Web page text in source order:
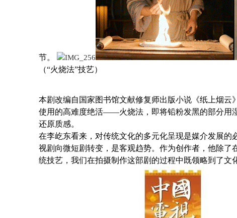
节。
（“火烧法”技艺）
本剧改编自国家图书馆文献修复师出版小说《纸上烟
使用的高难度绝活——火烧法，即将铅粉发黑的部分用
还原质感。
在李屹东看来，对传统文化的多元化呈现是媒介发展
视剧向微短剧转变，是客观趋势。作为创作者，他除
统技艺，我们在拍摄制作这部剧的过程中既领略到了文